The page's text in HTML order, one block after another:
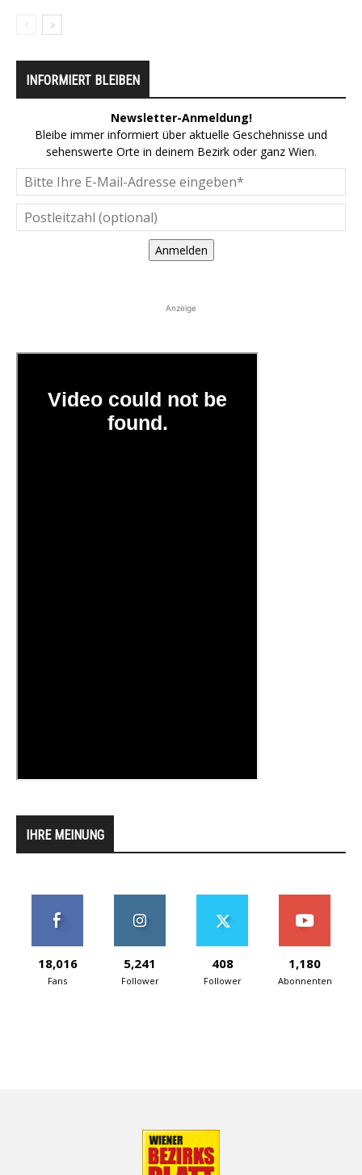
INFORMIERT BLEIBEN
Newsletter-Anmeldung!
Bleibe immer informiert über aktuelle Geschehnisse und
sehenswerte Orte in deinem Bezirk oder ganz Wien.
Anmelden
Anzeige
IHRE MEINUNG
18,016
Fans
5,241
Follower
408
Follower
1,180
Abonnenten